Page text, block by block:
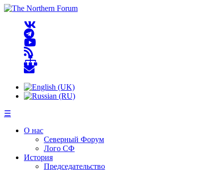
☰
О нас
Северный Форум
Лого СФ
История
Председательство